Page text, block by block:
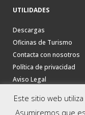
UTILIDADES
Descargas
Oficinas de Turismo
Contacta con nosotros
Política de privacidad
Aviso Legal
Este sitio web
Asumiremos que